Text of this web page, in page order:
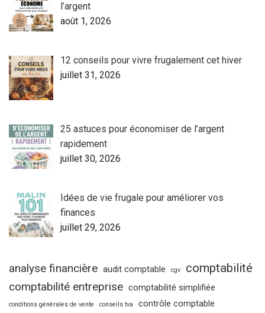
l’argent
août 1, 2026
12 conseils pour vivre frugalement cet hiver
juillet 31, 2026
25 astuces pour économiser de l’argent
rapidement
juillet 30, 2026
Idées de vie frugale pour améliorer vos
finances
juillet 29, 2026
analyse financière audit comptable cgv comptabilité
comptabilité entreprise comptabilité simplifiée
conditions générales de vente conseils tva
contrôle comptable